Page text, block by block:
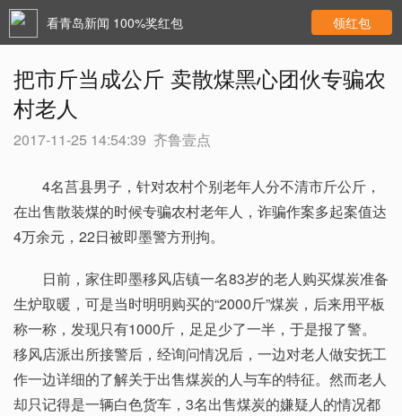
看青岛新闻 100%奖红包 领红包
把市斤当成公斤 卖散煤黑心团伙专骗农
村老人
2017-11-25 14:54:39 齐鲁壹点
4名莒县男子，针对农村个别老年人分不清市斤公斤，
在出售散装煤的时候专骗农村老年人，诈骗作案多起案值达
4万余元，22日被即墨警方刑拘。
日前，家住即墨移风店镇一名83岁的老人购买煤炭准备
生炉取暖，可是当时明明购买的“2000斤”煤炭，后来用平板
称一称，发现只有1000斤，足足少了一半，于是报了警。
移风店派出所接警后，经询问情况后，一边对老人做安抚工
作一边详细的了解关于出售煤炭的人与车的特征。然而老人
却只记得是一辆白色货车，3名出售煤炭的嫌疑人的情况都